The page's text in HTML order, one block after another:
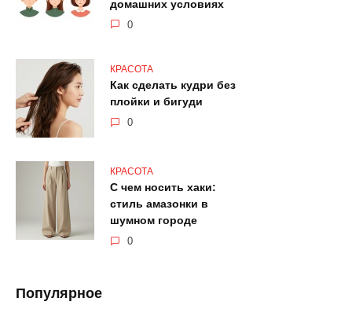
домашних условиях
0
КРАСОТА
Как сделать кудри без
плойки и бигуди
0
КРАСОТА
С чем носить хаки:
стиль амазонки в
шумном городе
0
Популярное